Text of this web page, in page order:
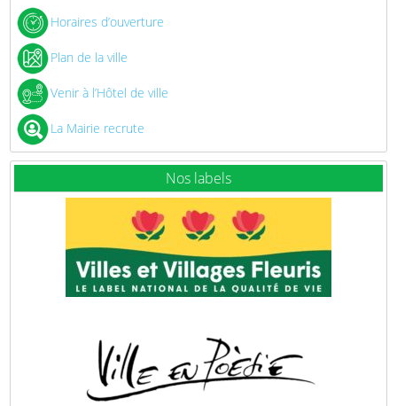
Horaires d’ouverture
Plan de la ville
Venir à l’Hôtel de ville
La Mairie recrute
Nos labels